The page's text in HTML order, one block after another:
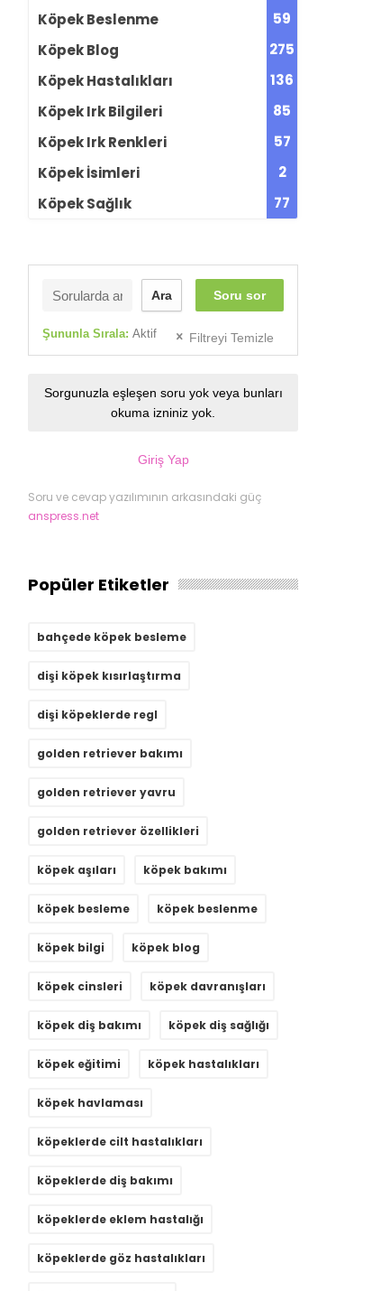
Köpek Beslenme
59
Köpek Blog
275
Köpek Hastalıkları
136
Köpek Irk Bilgileri
85
Köpek Irk Renkleri
57
Köpek İsimleri
2
Köpek Sağlık
77
Soru sor
Ara
Şununla Sırala: Aktif Filtreyi Temizle
Sorgunuzla eşleşen soru yok veya bunları
okuma izniniz yok.
Giriş Yap
Soru ve cevap yazılımının arkasındaki güç
anspress.net
Popüler Etiketler
bahçede köpek besleme
dişi köpek kısırlaştırma
dişi köpeklerde regl
golden retriever bakımı
golden retriever yavru
golden retriever özellikleri
köpek aşıları köpek bakımı
köpek besleme köpek beslenme
köpek bilgi köpek blog
köpek cinsleri köpek davranışları
köpek diş bakımı köpek diş sağlığı
köpek eğitimi köpek hastalıkları
köpek havlaması
köpeklerde cilt hastalıkları
köpeklerde diş bakımı
köpeklerde eklem hastalığı
köpeklerde göz hastalıkları